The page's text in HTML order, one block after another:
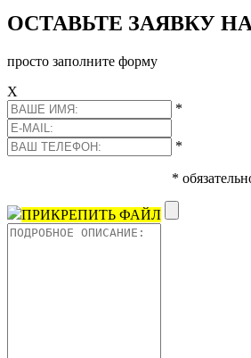
ОСТАВЬТЕ ЗАЯВКУ
просто заполните форму
Х
*
*
*
ПРИКРЕПИТЬ ФАЙЛ